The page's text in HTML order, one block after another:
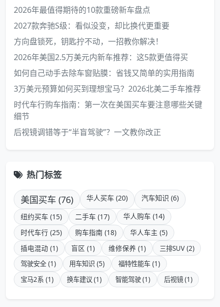
2026年最值得期待的10款重磅新车盘点
2027款奔驰S级：看似没变，却比换代更重要
方向盘锁死，钥匙拧不动，一招教你解决！
2026年美国2.5万美元内新车推荐：这5款更值得买
如何自己动手去除车窗贴膜：省钱又简单的实用指南
3万美元预算如何买到理想宝马？2026北美二手车推荐
时代车行购车指南：第一次在美国买车要注意哪些关键
细节
后视镜调错等于“半盲驾驶”？一文教你改正
热门标签
美国买车 (76) 华人买车 (20) 汽车知识 (6)
纽约买车 (15) 二手车 (17)
华人购车 (14)
时代车行 (25)
购车指南 (18)
华人车主 (5)
插电混动 (1)
盲区 (1) 维修保养 (1)
三排SUV (2)
驾驶安全 (1)
用车知识 (5)
福特性能车 (1)
宝马2系 (1)
换车建议 (1) 智能驾驶 (1) 后视镜 (1)